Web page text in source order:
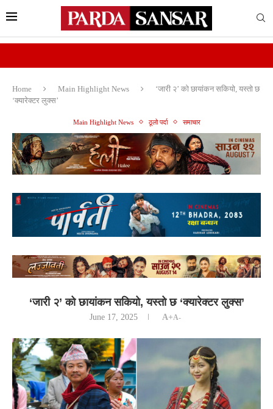
Home Main Highlight News
‘जारी २’ को छायांकन सकियो, यस्तो छ
‘क्यारेक्टर लुक्स’
Main Highlight News ठूलो पर्दा समाचार
‘जारी २’ को छायांकन सकियो, यस्तो छ ‘क्यारेक्टर लुक्स’
June 17, 2025 A+A-